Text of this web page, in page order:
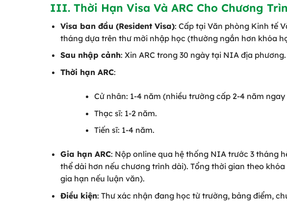
III. Thời Hạn Visa Và ARC Cho Chương
Visa ban đầu (Resident Visa): Cấp tại Văn phòng Kinh tế
tháng dựa trên thư mời nhập học (thường ngắn hơn khóa
Sau nhập cảnh: Xin ARC trong 30 ngày tại NIA địa phương.
Thời hạn ARC:
Cử nhân: 1-4 năm (nhiều trường cấp 2-4 năm
Thạc sĩ: 1-2 năm.
Tiến sĩ: 1-4 năm.
Gia hạn ARC: Nộp online qua hệ thống NIA trước 3 tháng
thể dài hơn nếu chương trình dài). Tổng thời gian theo
gia hạn nếu luận văn).
Điều kiện: Thư xác nhận đang học từ trường, bảng điểm,